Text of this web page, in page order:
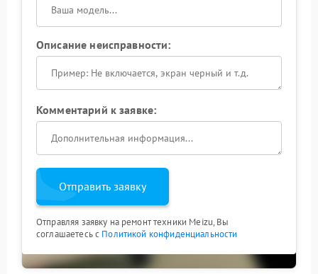
Описание неисправности:
Комментарий к заявке:
Отправить заявку
Отправляя заявку на ремонт техники Meizu, Вы
соглашаетесь с Политикой конфиденциальности